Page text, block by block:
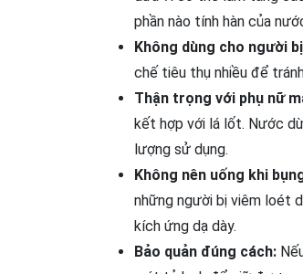
phần nào tính hàn của
Không dùng cho người
chế tiêu thụ nhiều để
Thận trọng với phụ nữ
kết hợp với lá lốt. Nước
lượng sử dụng.
Không nên uống khi
những người bị viêm loét
kích ứng dạ dày.
Bảo quản đúng cách: